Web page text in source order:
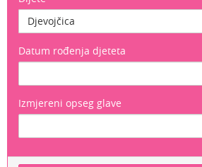
Djevojčica
Datum rođenja djeteta
Izmjereni opseg glave